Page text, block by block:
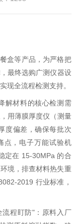
盒等产品，为严格把
最终选购广测仪器设
现全流程检测支持。
解材料的核心检测需
用薄膜厚度仪（测量
度偏差，确保每批次
点，电子万能试验机
定在 15-30MPa 的合
境，排查材料热失重
2019 行业标准，
流程盯防"：原料入厂